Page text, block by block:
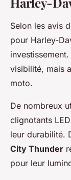
Selon les avis
pour Harley-
visibilité, mais
moto.
De nombreux
clignotants
leur durabilité.
City Thunder
pour leur